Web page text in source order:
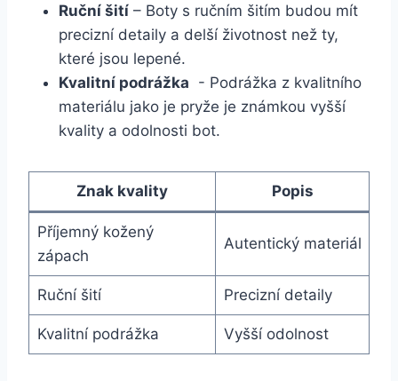
Ruční šití – Boty s ručním ‌šitím budou mít​
precizní ⁤detaily a delší​ životnost než⁤ ty,
které jsou lepené.
Kvalitní⁣ podrážka ​ -‌ Podrážka z kvalitního
materiálu jako je pryže ⁣je⁢ známkou ⁤vyšší
kvality a odolnosti​ bot.
Znak ​kvality Popis
Příjemný kožený
⁢zápach
Autentický materiál
Ruční šití Precizní detaily
Kvalitní ⁣podrážka Vyšší ⁤odolnost